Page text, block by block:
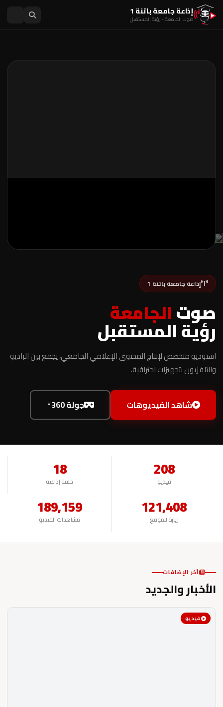
إذاعة جامعة باتنة 1
صوت الجامعة - رؤية المستقبل
إذاعة جامعة باتنة 1
صوتالجامعة
رؤية المستقبل
استوديو متخصص لإنتاج المحتوى الإعلامي الجامعي، يجمع بين الراديو
والتلفزيون بتجهيزات احترافية.
شاهد الفيديوهات جولة 360°
208
فيديو
18
حلقة إذاعية
121,408
زيارة للموقع
189,159
مشاهدات الفيديو
آخر الإضافات
الأخبار والجديد
فيديو